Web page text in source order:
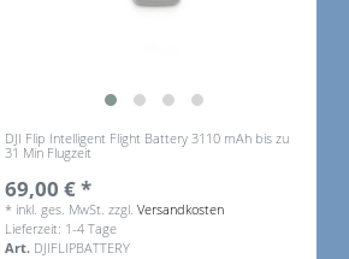
DJI Flip Intelligent Flight Battery 3110 mAh bis zu
31 Min Flugzeit
69,00 € *
* inkl. ges. MwSt. zzgl.Versandkosten
Lieferzeit: 1-4 Tage
Art. DJIFLIPBATTERY